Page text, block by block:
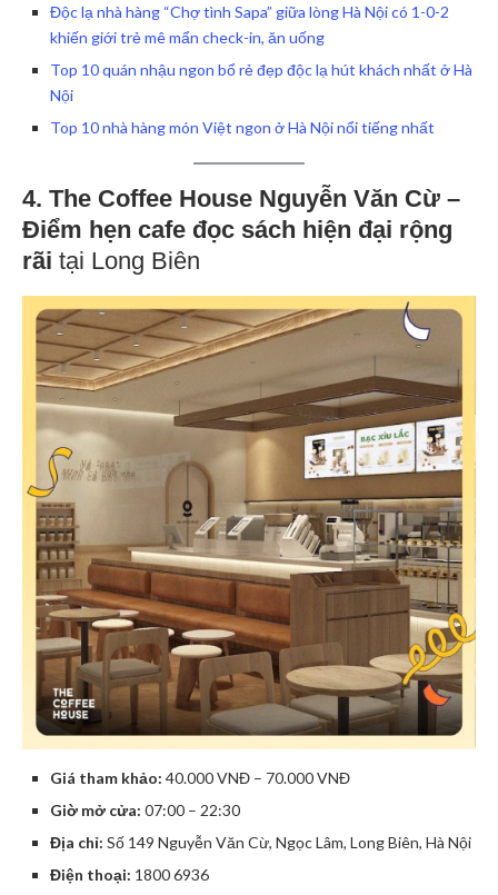
Độc lạ nhà hàng “Chợ tình Sapa” giữa lòng Hà Nội có 1-0-2
khiến giới trẻ mê mẩn check-in, ăn uống
Top 10 quán nhậu ngon bổ rẻ đẹp độc lạ hút khách nhất ở Hà
Nội
Top 10 nhà hàng món Việt ngon ở Hà Nội nổi tiếng nhất
4. The Coffee House Nguyễn Văn Cừ –
Điểm hẹn cafe đọc sách hiện đại rộng
rãi tại Long Biên
Giá tham khảo: 40.000 VNĐ – 70.000 VNĐ
Giờ mở cửa: 07:00 – 22:30
Địa chỉ: Số 149 Nguyễn Văn Cừ, Ngọc Lâm, Long Biên, Hà Nội
Điện thoại: 1800 6936